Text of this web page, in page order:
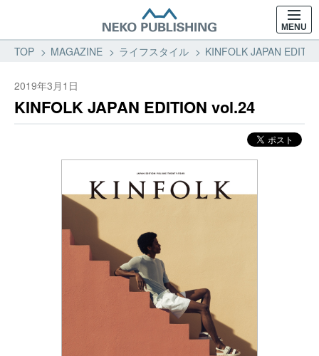
MENU
TOP MAGAZINE ライフスタイル KINFOLK JAPAN
2019年3月1日
KINFOLK JAPAN EDITION vol.24